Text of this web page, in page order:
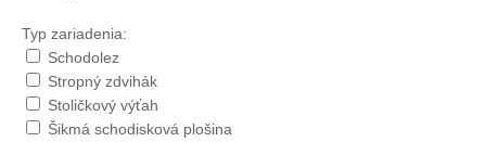
Typ zariadenia:
Schodolez
Stropný zdvihák
Stoličkový výťah
Šikmá schodisková plošina